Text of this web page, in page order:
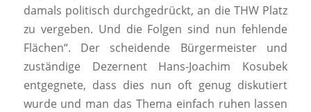
damals politisch durchgedrückt, an die THW Platz
zu vergeben. Und die Folgen sind nun fehlende
Flächen“. Der scheidende Bürgermeister und
zuständige Dezernent Hans-Joachim Kosubek
entgegnete, dass dies nun oft genug diskutiert
wurde und man das Thema einfach ruhen lassen